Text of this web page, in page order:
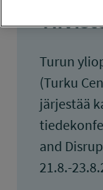
Turun
(Turku
järjestää
and
21.8.-